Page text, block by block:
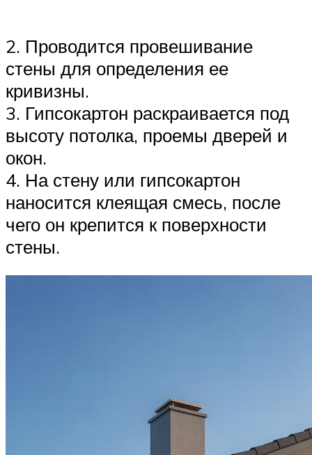
2. Проводится провешивание
стены для определения ее
кривизны.
3. Гипсокартон раскраивается под
высоту потолка, проемы дверей и
окон.
4. На стену или гипсокартон
наносится клеящая смесь, после
чего он крепится к поверхности
стены.